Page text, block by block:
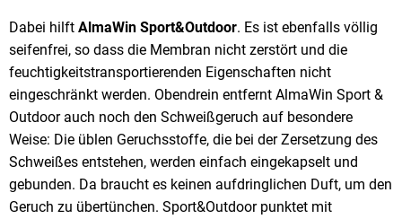
Dabei hilft AlmaWin Sport&Outdoor. Es ist ebenfalls völlig
seifenfrei, so dass die Membran nicht zerstört und die
feuchtigkeitstransportierenden Eigenschaften nicht
eingeschränkt werden. Obendrein entfernt AlmaWin Sport &
Outdoor auch noch den Schweißgeruch auf besondere
Weise: Die üblen Geruchsstoffe, die bei der Zersetzung des
Schweißes entstehen, werden einfach eingekapselt und
gebunden. Da braucht es keinen aufdringlichen Duft, um den
Geruch zu übertünchen. Sport&Outdoor punktet mit